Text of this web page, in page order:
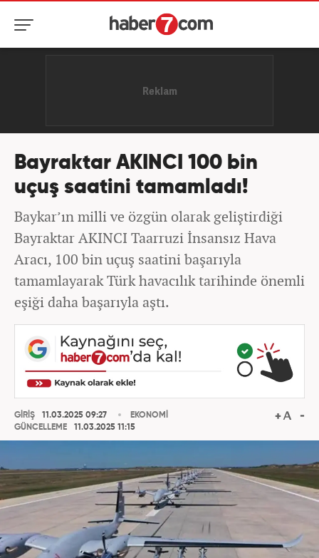
Bayraktar AKINCI 100 bin
uçuş saatini tamamladı!
Baykar’ın milli ve özgün olarak geliştirdiği
Bayraktar AKINCI Taarruzi İnsansız Hava
Aracı, 100 bin uçuş saatini başarıyla
tamamlayarak Türk havacılık tarihinde önemli
eşiği daha başarıyla aştı.
GİRİŞ
11.03.2025 09:27
GÜNCELLEME
11.03.2025 11:15
EKONOMİ